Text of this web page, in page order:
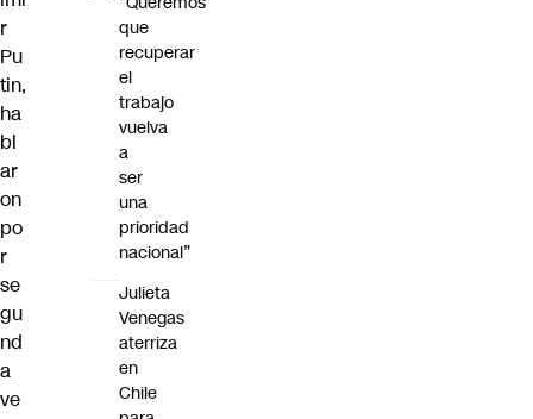
r
Pu
tin,
ha
bl
ar
on
po
r
se
gu
nd
a
ve
que
recuperar
el
trabajo
vuelva
a
ser
una
prioridad
nacional”
Julieta
Venegas
aterriza
en
Chile